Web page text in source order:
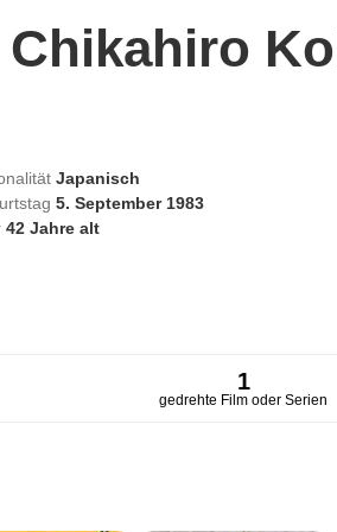
Chikahiro
Japanisch
5. September 1983
42Jahre alt
1
gedrehte Film oder Serien